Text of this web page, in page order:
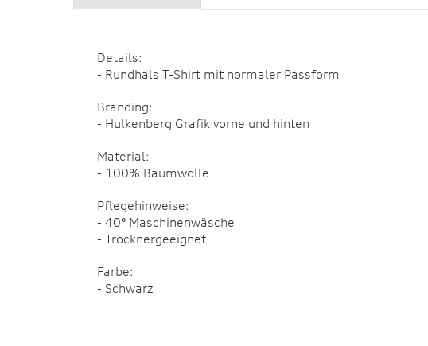
Details:
- Rundhals T-Shirt mit normaler Passform
Branding:
- Hulkenberg Grafik vorne und hinten
Material:
- 100% Baumwolle
Pflegehinweise:
- 40° Maschinenwäsche
- Trocknergeeignet
Farbe:
- Schwarz